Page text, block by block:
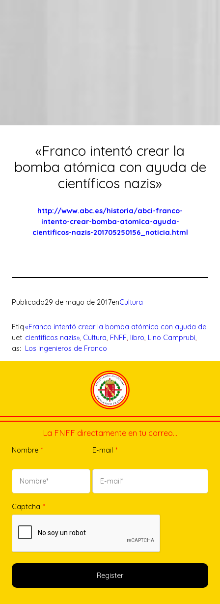
«Franco intentó crear la
bomba atómica con ayuda de
científicos nazis»
http://www.abc.es/historia/abci-franco-
intento-crear-bomba-atomica-ayuda-
cientificos-nazis-201705250156_noticia.html
Publicado29 de mayo de 2017enCultura
Etiq
uet
as:
«Franco intentó crear la bomba atómica con ayuda de
científicos nazis», Cultura, FNFF, libro, Lino Camprubi
Los ingenieros de Franco
La FNFF directamente en tu correo…
Nombre * E-mail *
Captcha *